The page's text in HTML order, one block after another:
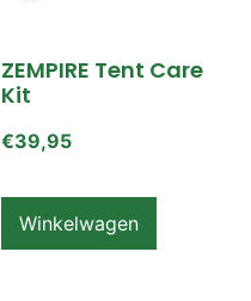
ZEMPIRE Tent Care
Kit
€39,95
Winkelwagen